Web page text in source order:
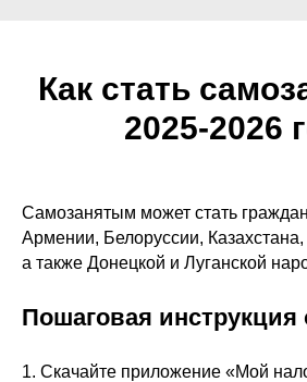
Как стать
2025-2026
Самозанятым может стать
Армении, Белоруссии,
а также Донецкой и Луганской
Пошаговая
1. Скачайте приложение «Мой